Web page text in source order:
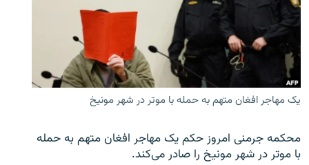
یک مهاجر افغان متهم به حمله با موتر در شهر مونیخ
محکمه جرمنی امروز حکم یک مهاجر افغان متهم به حمله
با موتر در شهر مونیخ را صادر می‌کند.